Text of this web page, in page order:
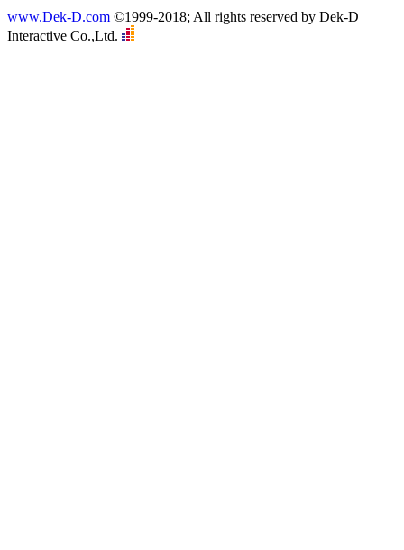
www.Dek-D.com ©1999-2018; All rights reserved by Dek-D
Interactive Co.,Ltd.